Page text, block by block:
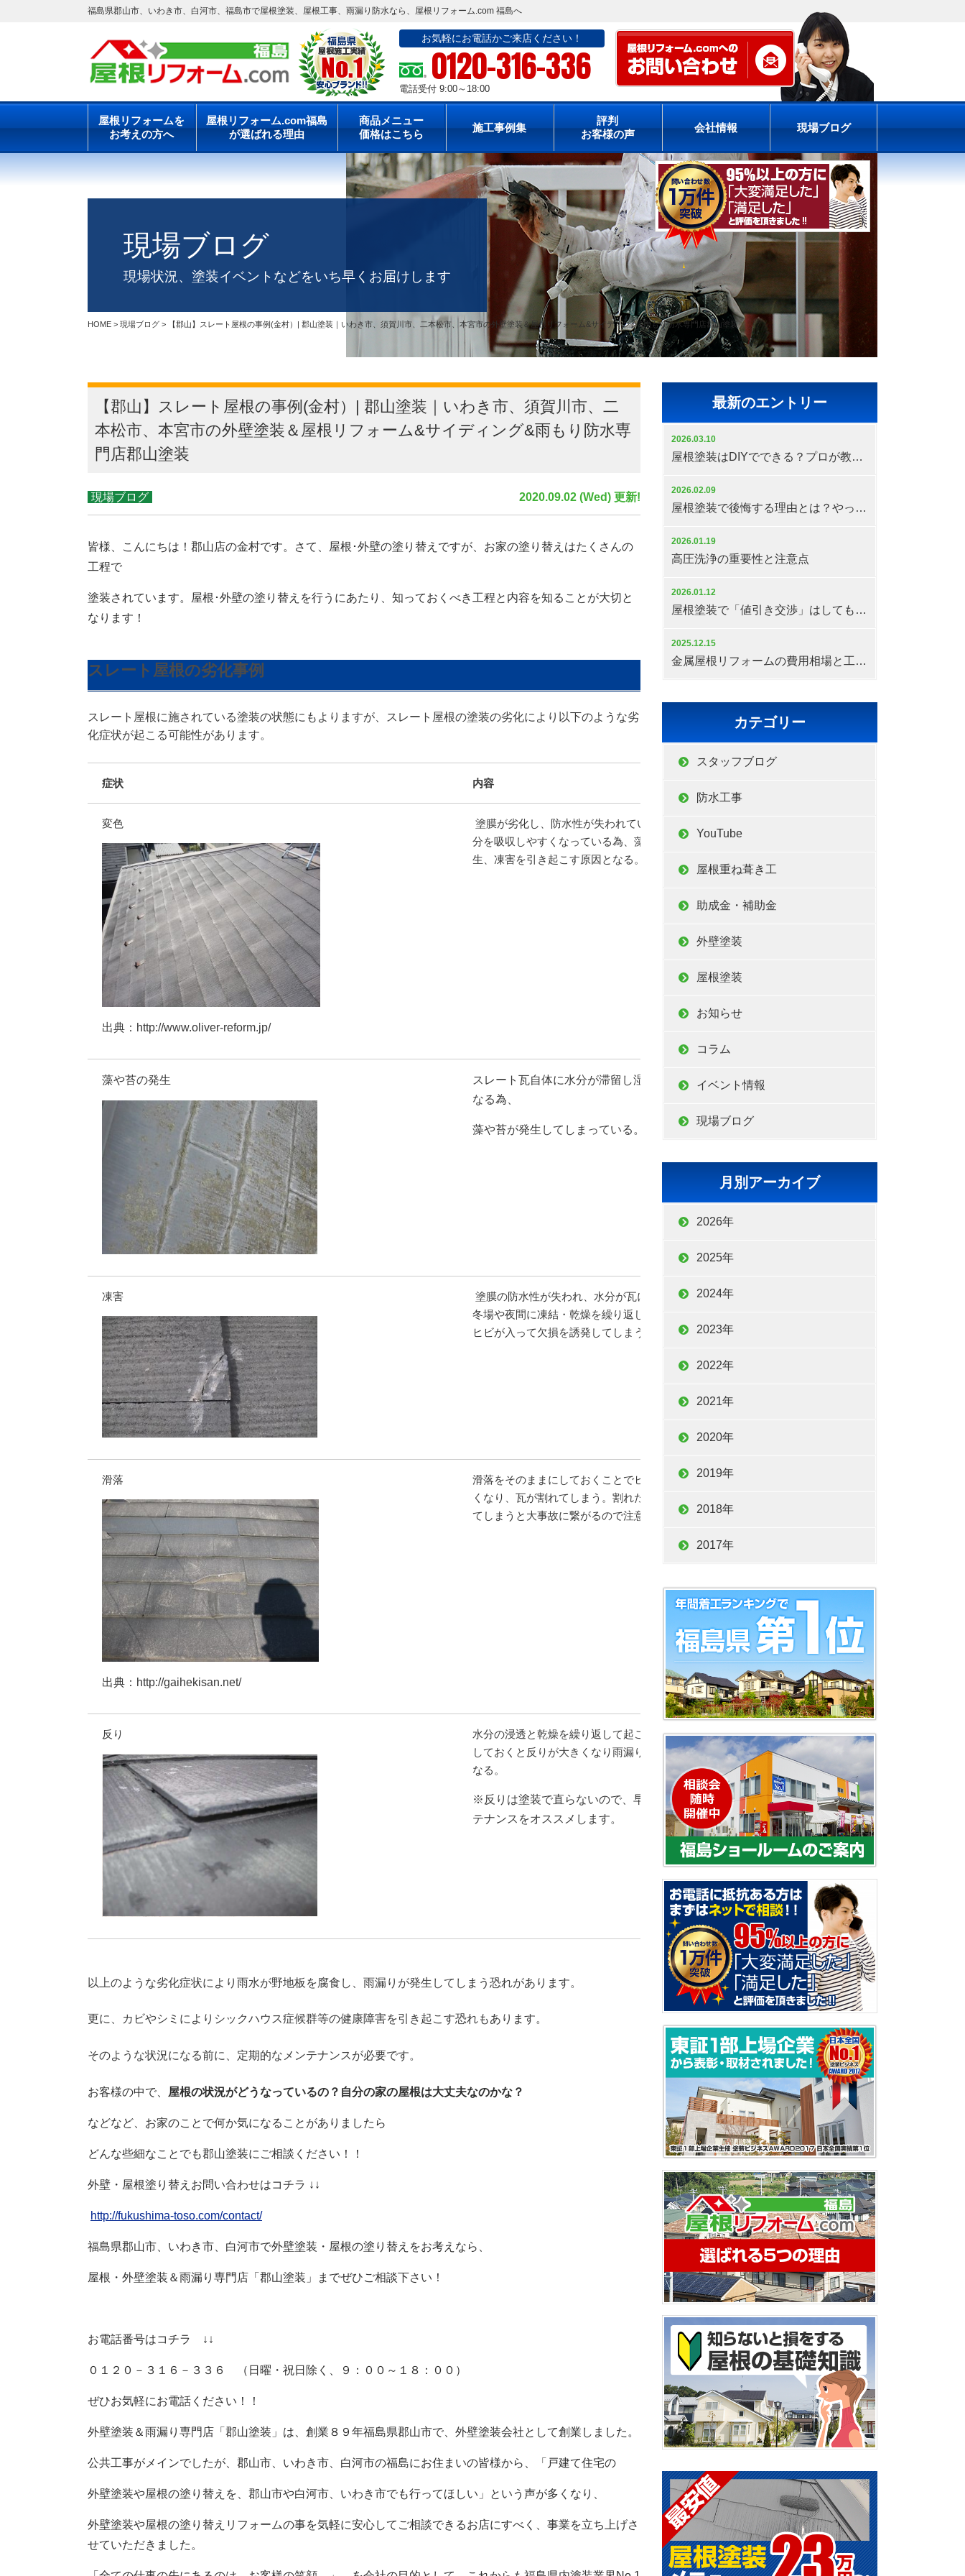
福島県郡山市、いわき市、白河市、福島市で屋根塗装、屋根工事、雨漏り防水なら、屋根リフォーム.com 福島へ
お気軽にお電話かご来店ください！
0120-316-336
電話受付 9:00～18:00
屋根リフォームを
お考えの方へ
屋根リフォーム.com福島
が選ばれる理由
商品メニュー
価格はこちら
施工事例集
評判
お客様の声
会社情報 現場ブログ
現場ブログ
現場状況、塗装イベントなどをいち早くお届けします
HOME > 現場ブログ > 【郡山】スレート屋根の事例(金村）| 郡山塗装｜いわき市、須賀川市、二本松市、本宮市の外壁塗装＆屋根リフォーム&サイディング&雨もり防水専門店郡山塗装
【郡山】スレート屋根の事例(金村）| 郡山塗装｜いわき市、須賀川市、二
本松市、本宮市の外壁塗装＆屋根リフォーム&サイディング&雨もり防水専
門店郡山塗装
現場ブログ 2020.09.02 (Wed) 更新!
皆様、こんにちは！郡山店の金村です。さて、屋根･外壁の塗り替えですが、お家の塗り替えはたくさんの
工程で
塗装されています。屋根･外壁の塗り替えを行うにあたり、知っておくべき工程と内容を知ることが大切と
なります！
スレート屋根の劣化事例
スレート屋根に施されている塗装の状態にもよりますが、スレート屋根の塗装の劣化により以下のような劣
化症状が起こる可能性があります。
症状 内容
変色
出典：http://www.oliver-reform.jp/
塗膜が劣化し、防水性が失われている為、水
分を吸収しやすくなっている為、藻や苔の発
生、凍害を引き起こす原因となる。
藻や苔の発生
スレート瓦自体に水分が滞留し湿気が高く
なる為、
藻や苔が発生してしまっている。
凍害
塗膜の防水性が失われ、水分が瓦に吸収され
冬場や夜間に凍結・乾燥を繰り返し瓦自体に
ヒビが入って欠損を誘発してしまう。
滑落
出典：http://gaihekisan.net/
滑落をそのままにしておくことでヒビが大き
くなり、瓦が割れてしまう。割れた瓦が落ち
てしまうと大事故に繋がるので注意が必要。
反り
水分の浸透と乾燥を繰り返して起こる。放置
しておくと反りが大きくなり雨漏りの原因と
なる。
※反りは塗装で直らないので、早めのメン
テナンスをオススメします。
以上のような劣化症状により雨水が野地板を腐食し、雨漏りが発生してしまう恐れがあります。
更に、カビやシミによりシックハウス症候群等の健康障害を引き起こす恐れもあります。
そのような状況になる前に、定期的なメンテナンスが必要です。
お客様の中で、 屋根の状況がどうなっているの？自分の家の屋根は大丈夫なのかな？
などなど、お家のことで何か気になることがありましたら
どんな些細なことでも郡山塗装にご相談ください！！
外壁・屋根塗り替えお問い合わせはコチラ ↓↓
http://fukushima-toso.com/contact/
福島県郡山市、いわき市、白河市で外壁塗装・屋根の塗り替えをお考えなら、
屋根・外壁塗装＆雨漏り専門店「郡山塗装」までぜひご相談下さい！
お電話番号はコチラ ↓↓
０１２０－３１６－３３６ （日曜・祝日除く、９：００～１８：００）
ぜひお気軽にお電話ください！！
外壁塗装＆雨漏り専門店「郡山塗装」は、創業８９年福島県郡山市で、外壁塗装会社として創業しました。
公共工事がメインでしたが、郡山市、いわき市、白河市の福島にお住まいの皆様から、「戸建て住宅の
外壁塗装や屋根の塗り替えを、郡山市や白河市、いわき市でも行ってほしい」という声が多くなり、
外壁塗装や屋根の塗り替えリフォームの事を気軽に安心してご相談できるお店にすべく、事業を立ち上げさ
せていただきました。
最新のエントリー
2026.03.10
屋根塗装はDIYでできる？プロが教える注意点と失敗しない判断基準
2026.02.09
屋根塗装で後悔する理由とは？やってはいけない判断と対策
2026.01.19
高圧洗浄の重要性と注意点
2026.01.12
屋根塗装で「値引き交渉」はしてもいいの？
2025.12.15
金属屋根リフォームの費用相場と工期の目安
カテゴリー
スタッフブログ
防水工事
YouTube
屋根重ね葺き工
助成金・補助金
外壁塗装
屋根塗装
お知らせ
コラム
イベント情報
現場ブログ
月別アーカイブ
2026年
2025年
2024年
2023年
2022年
2021年
2020年
2019年
2018年
2017年